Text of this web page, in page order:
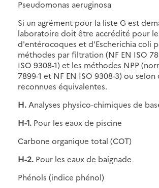
Pseudomonas aeruginosa
Si un agrément pour la liste G est
laboratoire doit être accrédité pour
d'entérocoques et d'Escherichia coli
méthodes par filtration (NF EN ISO
ISO 9308-1) et les méthodes NPP
7899-1 et NF EN ISO 9308-3) ou
reconnues équivalentes.
H. Analyses physico-chimiques de
H-1. Pour les eaux de piscine
Carbone organique total (COT)
H-2. Pour les eaux de baignade
Phénols (indice phénol)